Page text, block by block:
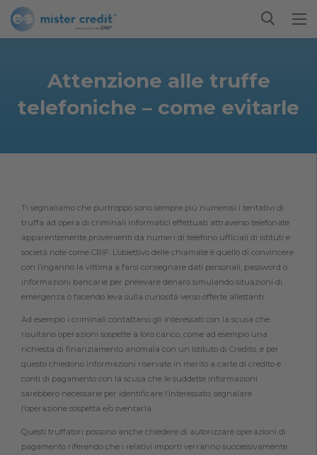
Attenzione alle truffe
telefoniche – come evitarle
Ti segnaliamo che purtroppo sono sempre più numerosi i tentativi di
truffa ad opera di criminali informatici effettuati attraverso telefonate
apparentemente provenienti da numeri di telefono ufficiali di istituti e
società note come CRIF. L’obiettivo delle chiamate è quello di convincere
con l’inganno la vittima a farsi consegnare dati personali, password o
informazioni bancarie per prelevare denaro simulando situazioni di
emergenza o facendo leva sulla curiosità verso offerte allettanti.
Ad esempio i criminali contattano gli interessati con la scusa che
risultano operazioni sospette a loro carico, come ad esempio una
richiesta di finanziamento anomala con un Istituto di Credito, e per
questo chiedono informazioni riservate in merito a carte di credito e
conti di pagamento con la scusa che le suddette informazioni
sarebbero necessarie per identificare l’interessato, segnalare
l’operazione sospetta e/o sventarla.
Questi truffatori possono anche chiedere di autorizzare operazioni di
pagamento riferendo che i relativi importi verranno successivamente